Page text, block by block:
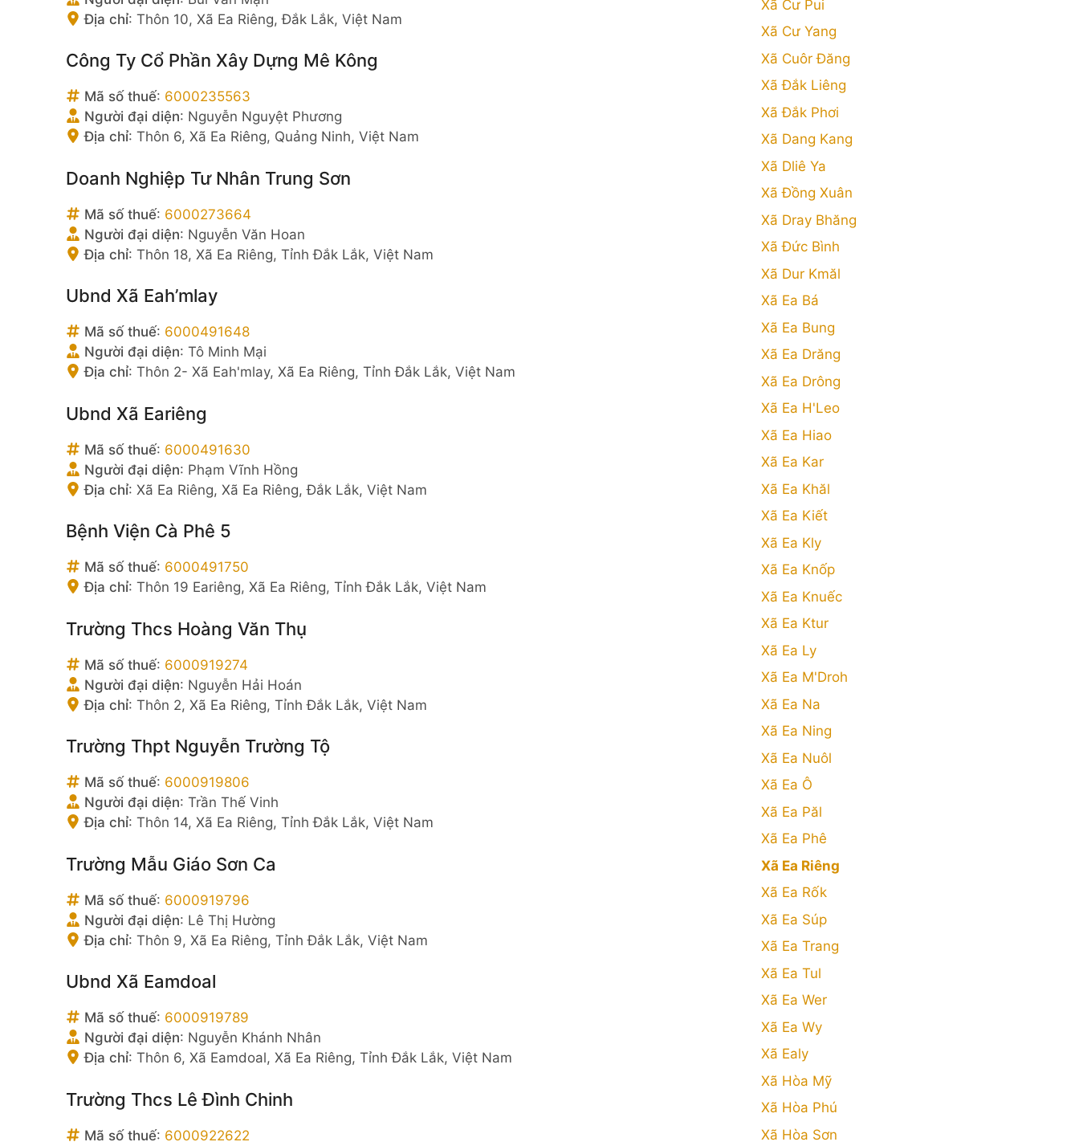
Địa chỉ: Thôn 10, Xã Ea Riêng, Đắk Lắk, Việt Nam
Công Ty Cổ Phần Xây Dựng Mê Kông
Mã số thuế: 6000235563
Người đại diện: Nguyễn Nguyệt Phương
Địa chỉ: Thôn 6, Xã Ea Riêng, Quảng Ninh, Việt Nam
Doanh Nghiệp Tư Nhân Trung Sơn
Mã số thuế: 6000273664
Người đại diện: Nguyễn Văn Hoan
Địa chỉ: Thôn 18, Xã Ea Riêng, Tỉnh Đắk Lắk, Việt Nam
Ubnd Xã Eah’mlay
Mã số thuế: 6000491648
Người đại diện: Tô Minh Mại
Địa chỉ: Thôn 2- Xã Eah'mlay, Xã Ea Riêng, Tỉnh Đắk Lắk, Việt Nam
Ubnd Xã Eariêng
Mã số thuế: 6000491630
Người đại diện: Phạm Vĩnh Hồng
Địa chỉ: Xã Ea Riêng, Xã Ea Riêng, Đắk Lắk, Việt Nam
Bệnh Viện Cà Phê 5
Mã số thuế: 6000491750
Địa chỉ: Thôn 19 Eariêng, Xã Ea Riêng, Tỉnh Đắk Lắk, Việt Nam
Trường Thcs Hoàng Văn Thụ
Mã số thuế: 6000919274
Người đại diện: Nguyễn Hải Hoán
Địa chỉ: Thôn 2, Xã Ea Riêng, Tỉnh Đắk Lắk, Việt Nam
Trường Thpt Nguyễn Trường Tộ
Mã số thuế: 6000919806
Người đại diện: Trần Thế Vinh
Địa chỉ: Thôn 14, Xã Ea Riêng, Tỉnh Đắk Lắk, Việt Nam
Trường Mẫu Giáo Sơn Ca
Mã số thuế: 6000919796
Người đại diện: Lê Thị Hường
Địa chỉ: Thôn 9, Xã Ea Riêng, Tỉnh Đắk Lắk, Việt Nam
Ubnd Xã Eamdoal
Mã số thuế: 6000919789
Người đại diện: Nguyễn Khánh Nhân
Địa chỉ: Thôn 6, Xã Eamdoal, Xã Ea Riêng, Tỉnh Đắk Lắk, Việt Nam
Trường Thcs Lê Đình Chinh
Mã số thuế: 6000922622
Xã Cư Pui
Xã Cư Yang
Xã Cuôr Đăng
Xã Đắk Liêng
Xã Đắk Phơi
Xã Dang Kang
Xã Dliê Ya
Xã Đồng Xuân
Xã Dray Bhăng
Xã Đức Bình
Xã Dur Kmăl
Xã Ea Bá
Xã Ea Bung
Xã Ea Drăng
Xã Ea Drông
Xã Ea H'Leo
Xã Ea Hiao
Xã Ea Kar
Xã Ea Khăl
Xã Ea Kiết
Xã Ea Kly
Xã Ea Knốp
Xã Ea Knuếc
Xã Ea Ktur
Xã Ea Ly
Xã Ea M'Droh
Xã Ea Na
Xã Ea Ning
Xã Ea Nuôl
Xã Ea Ô
Xã Ea Păl
Xã Ea Phê
Xã Ea Riêng
Xã Ea Rốk
Xã Ea Súp
Xã Ea Trang
Xã Ea Tul
Xã Ea Wer
Xã Ea Wy
Xã Ealy
Xã Hòa Mỹ
Xã Hòa Phú
Xã Hòa Sơn